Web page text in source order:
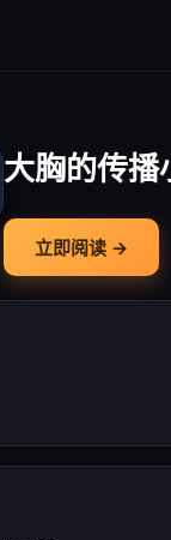
大胸的传播
立即阅读 →